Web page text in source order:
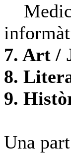
7. Art /
8.
9.
Una